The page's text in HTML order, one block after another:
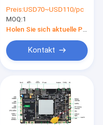
Androids Media
Player der digitalen
Beschilderung
Preis:USD70~USD110/pc
MOQ:1
Kontakt